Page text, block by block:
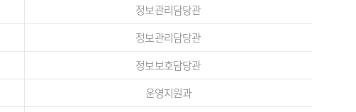
정보관리담당관
정보관리담당관
정보보호담당관
운영지원과